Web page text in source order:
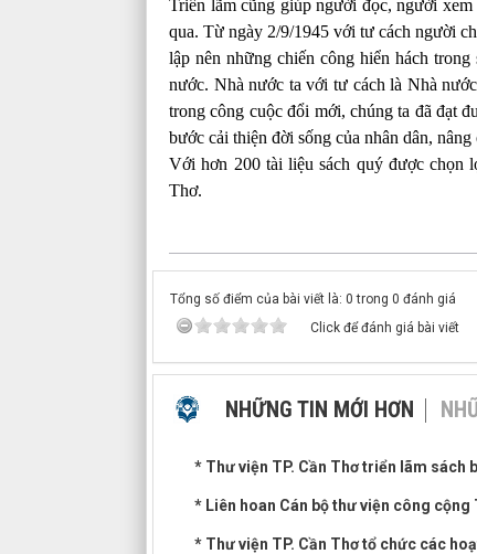
Triển lãm cũng giúp người đọc, người
qua. Từ ngày 2/9/1945 với tư cách người
lập nên những chiến công hiển hách
nước. Nhà nước ta với tư cách là Nhà
trong công cuộc đổi mới, chúng ta đã đạt
bước cải thiện đời sống của nhân dân,
Với hơn 200 tài liệu sách quý được chọn
Thơ.
Tổng số điểm của bài viết là: 0 trong 0 đánh giá
Click để đánh giá bài viết
NHỮNG TIN MỚI HƠN
* Thư viện TP. Cần Thơ triển lãm sách
* Liên hoan Cán bộ thư viện công cộng
* Thư viện TP. Cần Thơ tổ chức các